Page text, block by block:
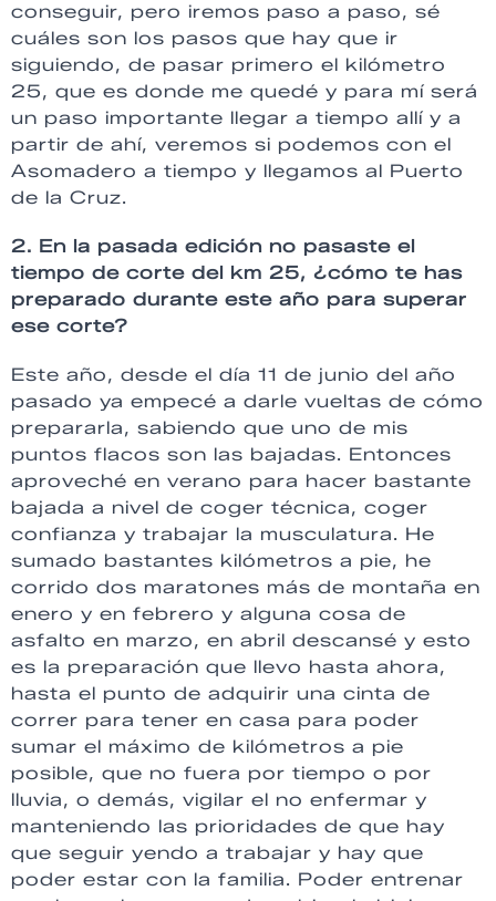
conseguir, pero iremos paso a paso, sé
cuáles son los pasos que hay que ir
siguiendo, de pasar primero el kilómetro
25, que es donde me quedé y para mí será
un paso importante llegar a tiempo allí y a
partir de ahí, veremos si podemos con el
Asomadero a tiempo y llegamos al Puerto
de la Cruz.
2. En la pasada edición no pasaste el
tiempo de corte del km 25, ¿cómo te has
preparado durante este año para superar
ese corte?
Este año, desde el día 11 de junio del año
pasado ya empecé a darle vueltas de cómo
prepararla, sabiendo que uno de mis
puntos flacos son las bajadas. Entonces
aproveché en verano para hacer bastante
bajada a nivel de coger técnica, coger
confianza y trabajar la musculatura. He
sumado bastantes kilómetros a pie, he
corrido dos maratones más de montaña en
enero y en febrero y alguna cosa de
asfalto en marzo, en abril descansé y esto
es la preparación que llevo hasta ahora,
hasta el punto de adquirir una cinta de
correr para tener en casa para poder
sumar el máximo de kilómetros a pie
posible, que no fuera por tiempo o por
lluvia, o demás, vigilar el no enfermar y
manteniendo las prioridades de que hay
que seguir yendo a trabajar y hay que
poder estar con la familia. Poder entrenar